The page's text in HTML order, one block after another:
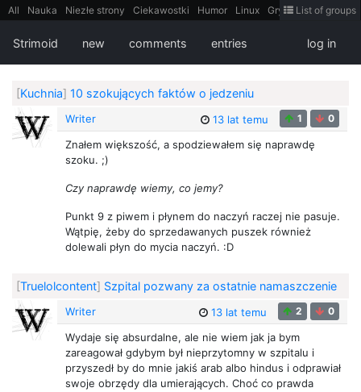
All Nauka Niezłe strony Ciekawostki Humor Linux Gry
Teh
Bezpieczeństwo
Książki Sugestie FotoHistoria
Truelolcontent
FilmyDokumentalne
gify
Cytaty Mapy Film Android itt Tradycyjne gry
List of groups
Strimoid new comments entries log in
[Kuchnia] 10 szokujących faktów o jedzeniu
Writer 13 lat temu 1 0
Znałem większość, a spodziewałem się naprawdę
szoku. ;)
Czy naprawdę wiemy, co jemy?
Punkt 9 z piwem i płynem do naczyń raczej nie pasuje.
Wątpię, żeby do sprzedawanych puszek również
dolewali płyn do mycia naczyń. :D
[Truelolcontent] Szpital pozwany za ostatnie namaszczenie
Writer 13 lat temu 2 0
Wydaje się absurdalne, ale nie wiem jak ja bym
zareagował gdybym był nieprzytomny w szpitalu i
przyszedł by do mnie jakiś arab albo hindus i odprawiał
swoje obrzędy dla umierających. Choć co prawda